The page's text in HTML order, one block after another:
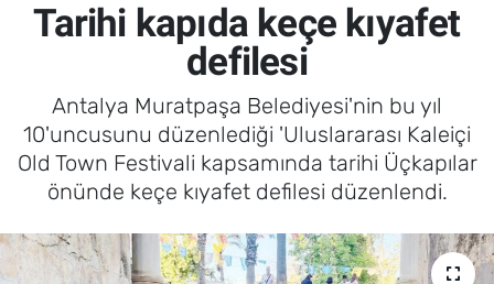
Tarihi kapıda keçe kıyafet
defilesi
Antalya Muratpaşa Belediyesi'nin bu yıl
10'uncusunu düzenlediği 'Uluslararası Kaleiçi
Old Town Festivali kapsamında tarihi Üçkapılar
önünde keçe kıyafet defilesi düzenlendi.